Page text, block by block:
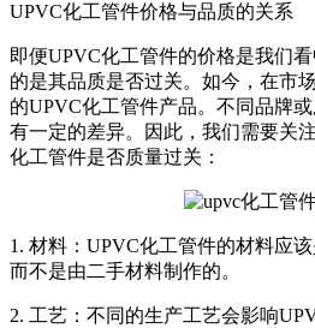
UPVC化工管件价格与品质的关系
即便UPVC化工管件的价格是我们
的是其品质是否过关。如今，在市
的UPVC化工管件产品。不同品牌
有一定的差异。因此，我们需要关
化工管件是否质量过关：
1. 材料：UPVC化工管件的材料应
而不是由二手材料制作的。
2. 工艺：不同的生产工艺会影响